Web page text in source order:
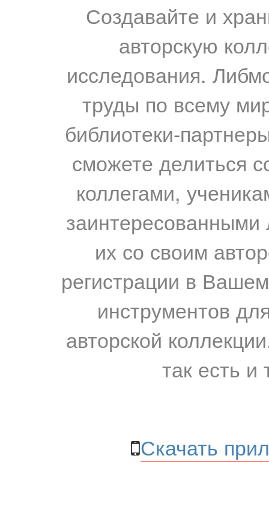
Создавайте и
авторскую
исследования.
труды по всему
библиотеки-
сможете делиться
коллегами,
их со своим
регистрации в
инструментов
авторской
так есть и
Скачать